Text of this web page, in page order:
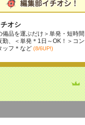
オシ
備品を運ぶだけ＞単発・短時
勤、＜単発＊1日～OK！＞コ
ッフ＊など (8/6UP!)